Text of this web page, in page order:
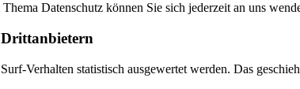
Datenschutz können Sie sich jederzeit an uns
Verhalten statistisch ausgewertet werden. Das